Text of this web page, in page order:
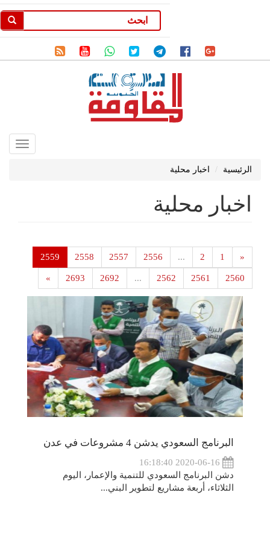
الرئيسية اخبار محلية
اخبار محلية
«
1
2
...
2556
2557
2558
2559
2560
2561
2562
...
2692
2693
»
البرنامج السعودي يدشن 4 مشروعات في عدن
دشن البرنامج السعودي للتنمية والإعمار، اليوم
الثلاثاء، أربعة مشاريع لتطوير البني...